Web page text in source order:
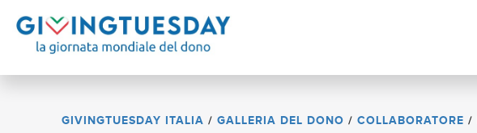
GIVINGTUESDAY ITALIA / GALLERIA DEL DONO / COLLABORATORE /